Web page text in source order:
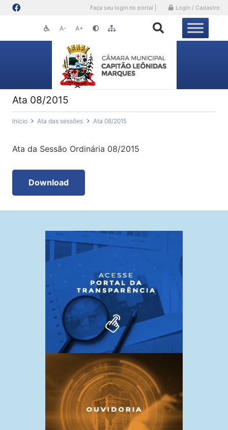
Faça seu login no portal | Login / Cadastro
A- A+
Ata 08/2015
Início Ata das sessões Ata 08/2015
Ata da Sessão Ordinária 08/2015
Download